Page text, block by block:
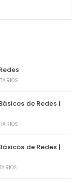
de Redes |
de Redes |